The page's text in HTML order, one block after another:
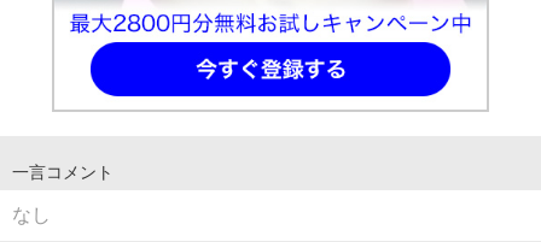
一言コメント
なし